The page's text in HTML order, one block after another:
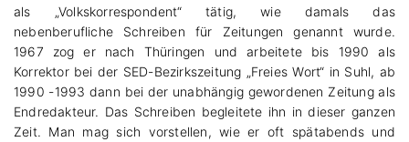
als „Volkskorrespondent“ tätig, wie damals das
nebenberufliche Schreiben für Zeitungen genannt wurde.
1967 zog er nach Thüringen und arbeitete bis 1990 als
Korrektor bei der SED-Bezirkszeitung „Freies Wort“ in Suhl, ab
1990 -1993 dann bei der unabhängig gewordenen Zeitung als
Endredakteur. Das Schreiben begleitete ihn in dieser ganzen
Zeit. Man mag sich vorstellen, wie er oft spätabends und